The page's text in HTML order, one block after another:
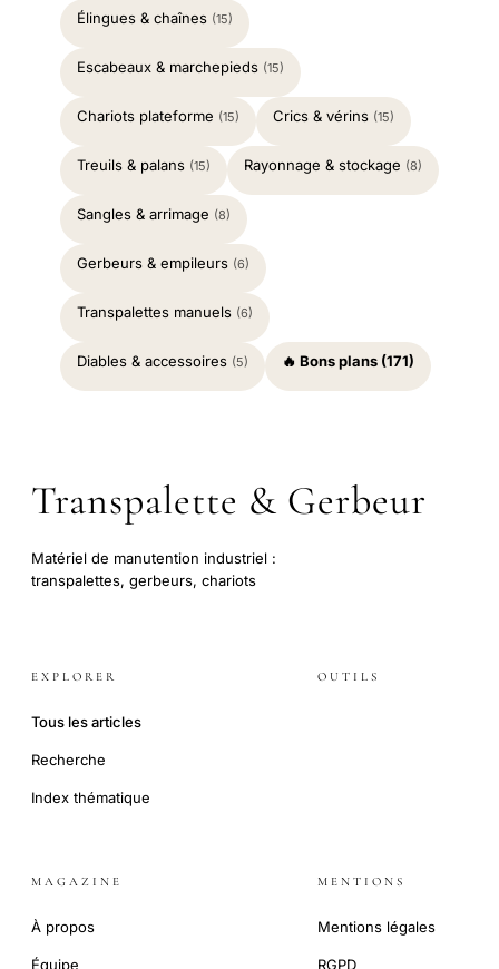
Élingues & chaînes (15)
Escabeaux & marchepieds (15)
Chariots plateforme (15) Crics & vérins (15)
Treuils & palans (15) Rayonnage & stockage (8)
Sangles & arrimage (8)
Gerbeurs & empileurs (6)
Transpalettes manuels (6)
Diables & accessoires (5) 🔥 Bons plans (171)
Transpalette & Gerbeur
Matériel de manutention industriel :
transpalettes, gerbeurs, chariots
EXPLORER
Tous les articles
Recherche
Index thématique
OUTILS
MAGAZINE
À propos
Équipe
MENTIONS
Mentions légales
RGPD